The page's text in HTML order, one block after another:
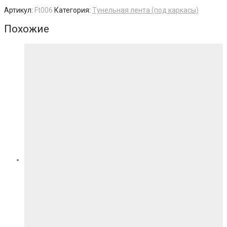
Артикул: Ft006 Категория: Тунельная лента (под каркасы)
Похожие